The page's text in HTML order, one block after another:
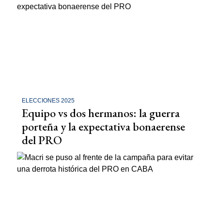
ELECCIONES 2025
Equipo vs dos hermanos: la guerra
porteña y la expectativa bonaerense
del PRO